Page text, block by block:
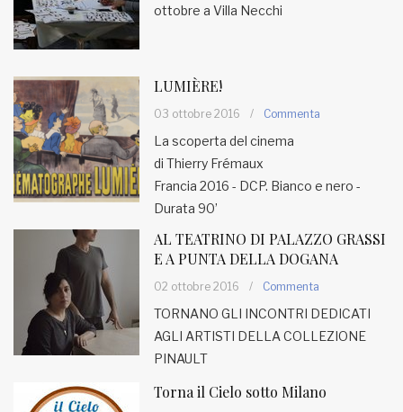
ottobre a Villa Necchi
LUMIÈRE!
03 ottobre 2016 / Commenta
La scoperta del cinema
di Thierry Frémaux
Francia 2016 - DCP. Bianco e nero -
Durata 90’
AL TEATRINO DI PALAZZO GRASSI
E A PUNTA DELLA DOGANA
02 ottobre 2016 / Commenta
TORNANO GLI INCONTRI DEDICATI
AGLI ARTISTI DELLA COLLEZIONE
PINAULT
Torna il Cielo sotto Milano